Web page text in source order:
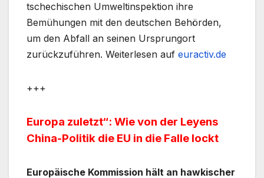
tschechischen Umweltinspektion ihre
Bemühungen mit den deutschen Behörden,
um den Abfall an seinen Ursprungort
zurückzuführen. Weiterlesen auf euractiv.de
+++
Europa zuletzt“: Wie von der Leyens
China-Politik die EU in die Falle lockt
Europäische Kommission hält an hawkischer